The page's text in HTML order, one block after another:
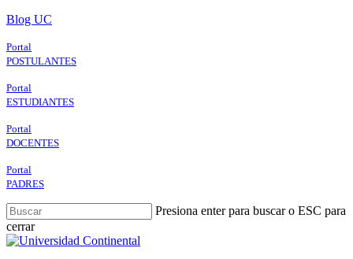
Skip
main
content
Blog UC
Portal
POSTULANTES
Portal
ESTUDIANTES
Portal
DOCENTES
Portal
PADRES
Presiona enter para buscar o ESC para
cerrar
Close